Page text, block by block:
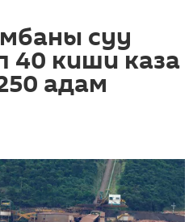
суу
киши каза
адам